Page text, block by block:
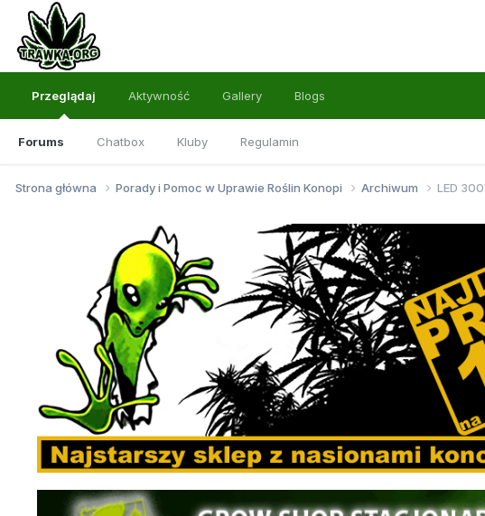
Przeglądaj
Forums Chatbox Kluby Regulamin
Aktywność Gallery Blogs
Strona główna Porady i Pomoc w Uprawie Roślin Konopi Archiwum LED